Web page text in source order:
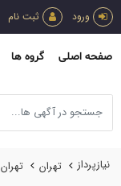
ورود ثبت نام
صفحه اصلی گروه ها
نیازپرداز تهران تهران